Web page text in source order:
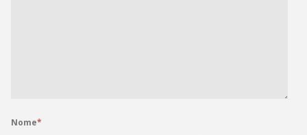
Nome*